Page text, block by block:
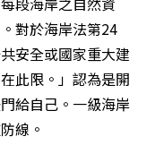
對於海岸法第24
安全或國家重大建
此限。」認為是開
給自己。一級海岸
線。